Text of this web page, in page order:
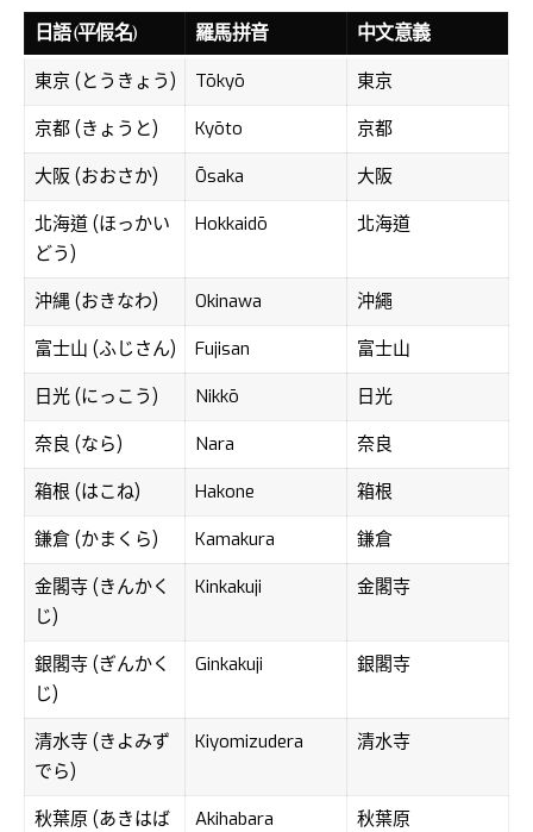
日語 (平假名) 羅馬拼音 中文意義
東京 (とうきょう) Tōkyō
東京
京都 (きょうと)
Kyōto
京都
大阪 (おおさか)
Ōsaka
大阪
北海道 (ほっかい
どう)
Hokkaidō 北海道
沖縄 (おきなわ) Okinawa
沖繩
富士山 (ふじさん)
Fujisan
富士山
日光 (にっこう)
Nikkō
日光
奈良 (なら)
Nara
奈良
箱根 (はこね)
Hakone
箱根
鎌倉 (かまくら)
Kamakura
鎌倉
金閣寺 (きんかく
じ)
Kinkakuji 金閣寺
銀閣寺 (ぎんかく
じ)
Ginkakuji 銀閣寺
清水寺 (きよみず
でら)
Kiyomizudera 清水寺
秋葉原 (あきはば
Akihabara 秋葉原